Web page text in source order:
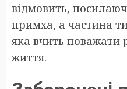
відмовить,
примха, а частина
яка вчить поважати
життя.